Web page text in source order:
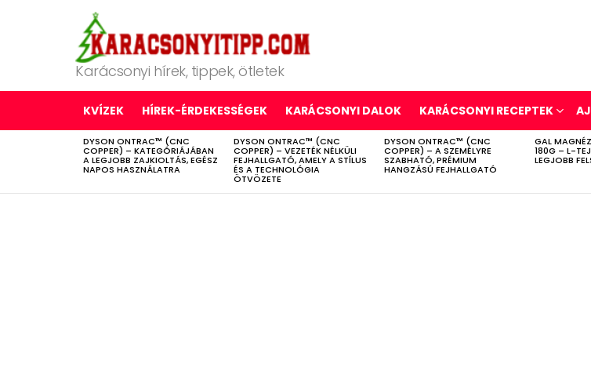
Karácsonyi hírek, tippek, ötletek
KVÍZEK HÍREK-ÉRDEKESSÉGEK KARÁCSONYI DALOK KARÁCSONYI RECEPTEK
LATEST
STORIES
DYSON ONTRAC™ (CNC
COPPER) – KATEGÓRIÁJÁBAN
A LEGJOBB ZAJKIOLTÁS, EGÉSZ
NAPOS HASZNÁLATRA
DYSON ONTRAC™ (CNC
COPPER) – VEZETÉK NÉLKÜLI
FEJHALLGATÓ, AMELY A STÍLUS
ÉS A TECHNOLÓGIA
ÖTVÖZETE
DYSON ONTRAC™ (CNC
COPPER) – A SZEMÉLYRE
SZABHATÓ, PRÉMIUM
HANGZÁSÚ FEJHALLGATÓ
GAL
180G – L-
LEGJOBB